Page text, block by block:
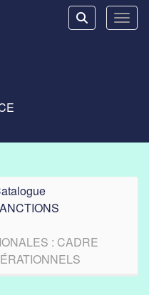
Rechercher
: CADRE